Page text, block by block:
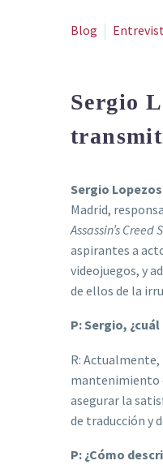
Blog
Sergio
Sergio
Madrid,
Assassin’s Creed
aspirantes a
videojuegos, y
de ellos de la
P: Sergio,
R: Actualmente,
mantenimiento
asegurar la
de traducción y
P: ¿Cómo